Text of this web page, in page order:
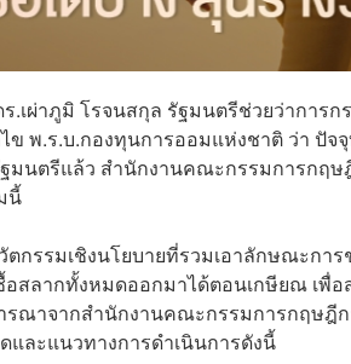
.เผ่าภูมิ โรจนสกุล รัฐมนตรีช่วยว่าการ
ข พ.ร.บ.กองทุนการออมแห่งชาติ ว่า ปั
นตรีแล้ว สำนักงานคณะกรรมการกฤษ
นี้
วัตกรรมเชิงนโยบายที่รวมเอาลักษณะก
สลากทั้งหมดออกมาได้ตอนเกษียณ เพื่
รณาจากสำนักงานคณะกรรมการกฤษฎี
และแนวทางการดำเนินการดังนี้